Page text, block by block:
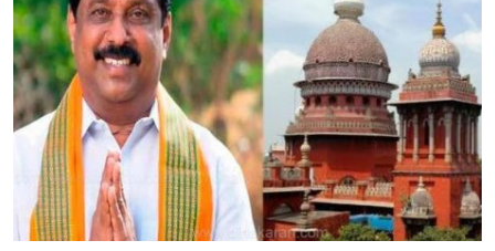
Business
Crime
Tamilnadu
National
World